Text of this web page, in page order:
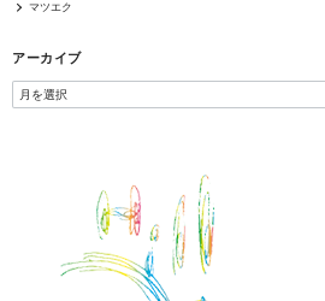
マツエク
アーカイブ